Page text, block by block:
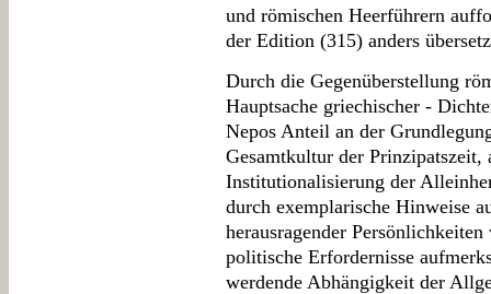
und römischen Heerführern
der Edition (315) anders
Durch die Gegenüberstellung
Hauptsache griechischer -
Nepos Anteil an der
Gesamtkultur der Prinzipatszeit,
Institutionalisierung der
durch exemplarische Hinweise
herausragender
politische Erfordernisse
werdende Abhängigkeit der